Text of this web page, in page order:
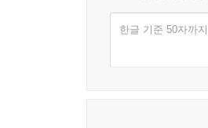
한글 기준 50자까